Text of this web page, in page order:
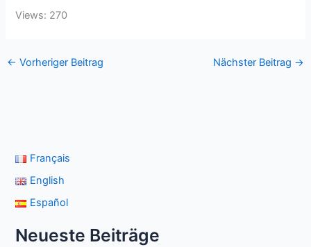
Views: 270
← Vorheriger Beitrag Nächster Beitrag →
Français
English
Español
Neueste Beiträge